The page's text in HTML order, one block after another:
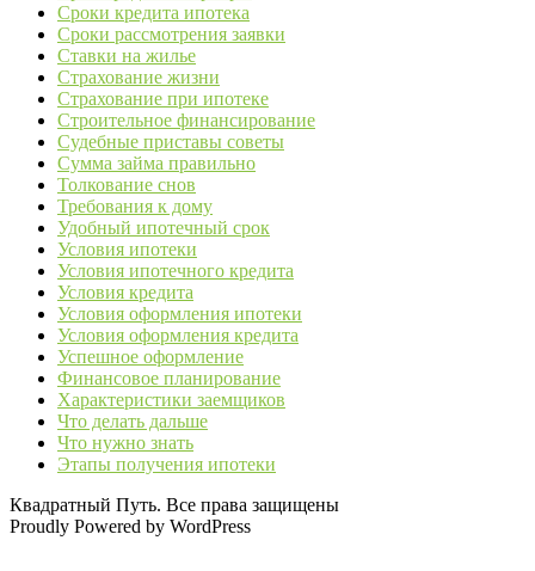
Сроки кредита ипотека
Сроки рассмотрения заявки
Ставки на жилье
Страхование жизни
Страхование при ипотеке
Строительное финансирование
Судебные приставы советы
Сумма займа правильно
Толкование снов
Требования к дому
Удобный ипотечный срок
Условия ипотеки
Условия ипотечного кредита
Условия кредита
Условия оформления ипотеки
Условия оформления кредита
Успешное оформление
Финансовое планирование
Характеристики заемщиков
Что делать дальше
Что нужно знать
Этапы получения ипотеки
Квадратный Путь. Все права защищены
Proudly Powered by WordPress